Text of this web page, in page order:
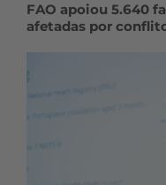
FAO apoiou 5.640
afetadas por